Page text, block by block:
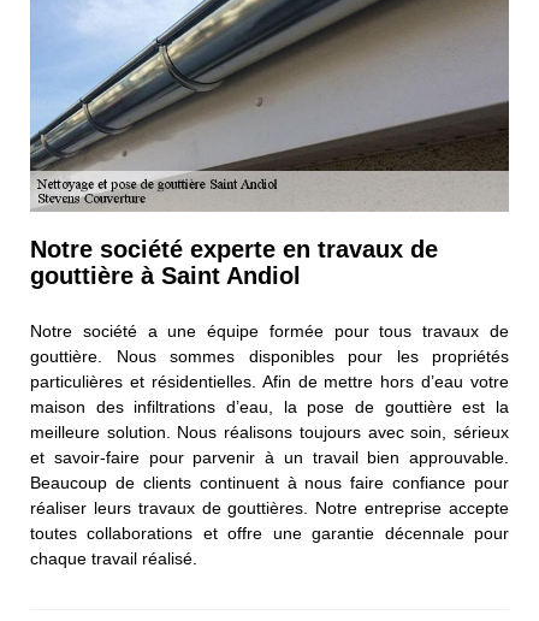
Notre société experte en travaux de
gouttière à Saint Andiol
Notre société a une équipe formée pour tous travaux de
gouttière. Nous sommes disponibles pour les propriétés
particulières et résidentielles. Afin de mettre hors d’eau votre
maison des infiltrations d’eau, la pose de gouttière est la
meilleure solution. Nous réalisons toujours avec soin, sérieux
et savoir-faire pour parvenir à un travail bien approuvable.
Beaucoup de clients continuent à nous faire confiance pour
réaliser leurs travaux de gouttières. Notre entreprise accepte
toutes collaborations et offre une garantie décennale pour
chaque travail réalisé.